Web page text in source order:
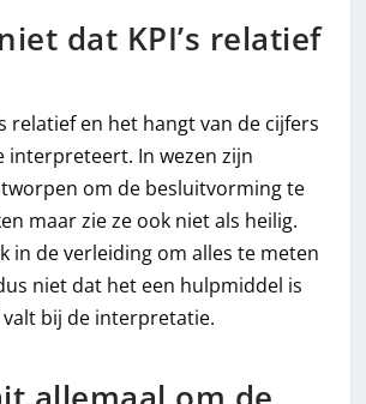
dat KPI’s relatief
relatief en het hangt van de cijfers
interpreteert. In wezen zijn
om de besluitvorming te
maar zie ze ook niet als heilig.
in de verleiding om alles te meten
niet dat het een hulpmiddel is
bij de interpretatie.